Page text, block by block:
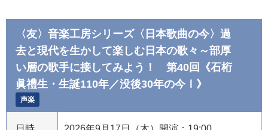
〈友〉音楽工房シリーズ〈日本歌曲の今〉過
去と現代を生かして楽しむ日本の歌々～部厚
い層の歌手に接してみよう！ 第40回《石桁
眞禮生・生誕110年／没後30年の今Ⅰ》
声楽